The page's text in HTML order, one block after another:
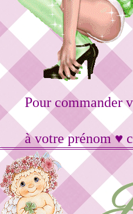
Pour commander
à votre prénom ♥